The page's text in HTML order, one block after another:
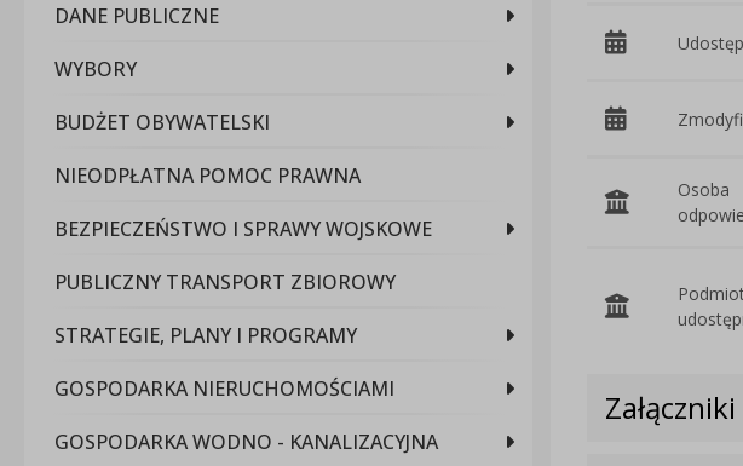
DANE PUBLICZNE
WYBORY
BUDŻET OBYWATELSKI
NIEODPŁATNA POMOC PRAWNA
BEZPIECZEŃSTWO I SPRAWY WOJSKOWE
PUBLICZNY TRANSPORT ZBIOROWY
STRATEGIE, PLANY I PROGRAMY
GOSPODARKA NIERUCHOMOŚCIAMI
GOSPODARKA WODNO - KANALIZACYJNA
Osoba
Załączniki